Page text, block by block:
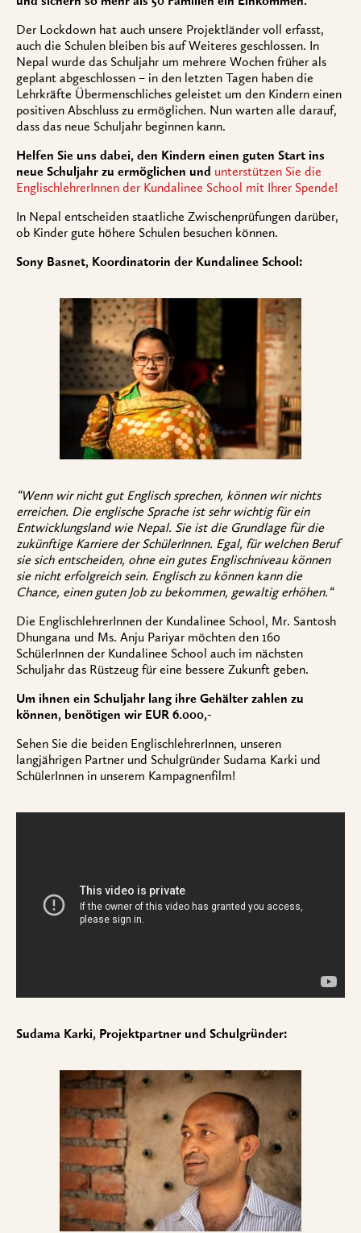
Der Lockdown hat auch unsere Projektländer voll erfasst,
auch die Schulen bleiben bis auf Weiteres geschlossen. In
Nepal wurde das Schuljahr um mehrere Wochen früher als
geplant abgeschlossen – in den letzten Tagen haben die
Lehrkräfte Übermenschliches geleistet um den Kindern einen
positiven Abschluss zu ermöglichen. Nun warten alle darauf,
dass das neue Schuljahr beginnen kann.
Helfen Sie uns dabei, den Kindern einen guten Start ins
neue Schuljahr zu ermöglichen und unterstützen Sie die
EnglischlehrerInnen der Kundalinee School mit Ihrer Spende!
In Nepal entscheiden staatliche Zwischenprüfungen darüber,
ob Kinder gute höhere Schulen besuchen können.
Sony Basnet, Koordinatorin der Kundalinee School:
“Wenn wir nicht gut Englisch sprechen, können wir nichts
erreichen. Die englische Sprache ist sehr wichtig für ein
Entwicklungsland wie Nepal. Sie ist die Grundlage für die
zukünftige Karriere der SchülerInnen. Egal, für welchen Beruf
sie sich entscheiden, ohne ein gutes Englischniveau können
sie nicht erfolgreich sein. Englisch zu können kann die
Chance, einen guten Job zu bekommen, gewaltig erhöhen.“
Die EnglischlehrerInnen der Kundalinee School, Mr. Santosh
Dhungana und Ms. Anju Pariyar möchten den 160
SchülerInnen der Kundalinee School auch im nächsten
Schuljahr das Rüstzeug für eine bessere Zukunft geben.
Um ihnen ein Schuljahr lang ihre Gehälter zahlen zu
können, benötigen wir EUR 6.000,-
Sehen Sie die beiden EnglischlehrerInnen, unseren
langjährigen Partner und Schulgründer Sudama Karki und
SchülerInnen in unserem Kampagnenfilm!
Sudama Karki, Projektpartner und Schulgründer: